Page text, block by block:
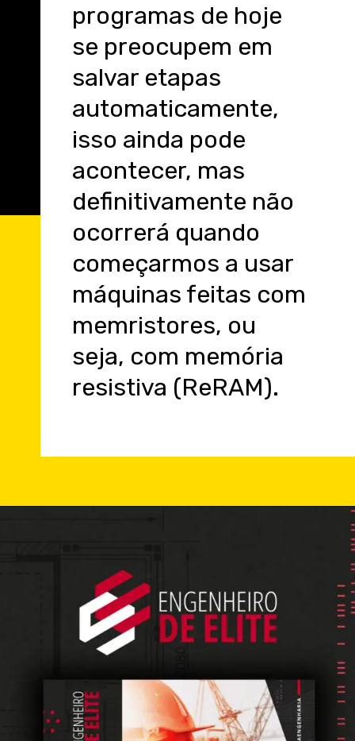
programas de hoje
se preocupem em
salvar etapas
automaticamente,
isso ainda pode
acontecer, mas
definitivamente não
ocorrerá quando
começarmos a usar
máquinas feitas com
memristores, ou
seja, com memória
resistiva (ReRAM).